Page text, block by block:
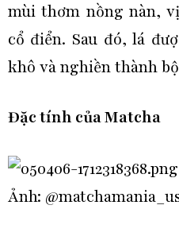
mùi thơm nồng nàn,
cổ điển. Sau đó, lá
khô và nghiền thành
Đặc tính của Matcha
Ảnh: